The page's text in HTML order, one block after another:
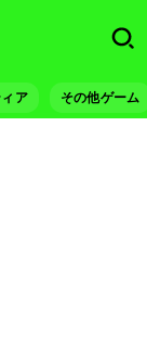
ア その他ゲーム